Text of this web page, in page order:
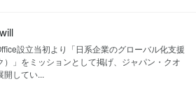
設立当初より「日系企業のグローバル化支援
）」をミッションとして掲げ、ジャパン・クオ
開してい...